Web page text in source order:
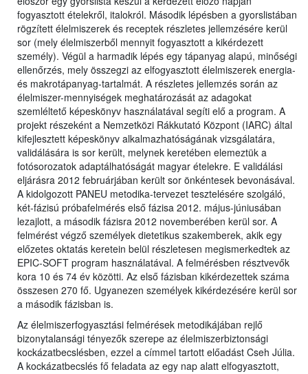
fogyasztott ételekről, italokról. Második lépésben a gyorslistában
rögzített élelmiszerek és receptek részletes jellemzésére kerül
sor (mely élelmiszerből mennyit fogyasztott a kikérdezett
személy). Végül a harmadik lépés egy tápanyag alapú, minőségi
ellenőrzés, mely összegzi az elfogyasztott élelmiszerek energia-
és makrotápanyag-tartalmát. A részletes jellemzés során az
élelmiszer-mennyiségek meghatározását az adagokat
szemléltető képeskönyv használatával segíti elő a program. A
projekt részeként a Nemzetközi Rákkutató Központ (IARC) által
kifejlesztett képeskönyv alkalmazhatóságának vizsgálatára,
validálására is sor került, melynek keretében elemeztük a
fotósorozatok adaptálhatóságát magyar ételekre. E validálási
eljárásra 2012 februárjában került sor önkéntesek bevonásával.
A kidolgozott PANEU metodika-tervezet tesztelésére szolgáló,
két-fázisú próbafelmérés első fázisa 2012. május-júniusában
lezajlott, a második fázisra 2012 novemberében kerül sor. A
felmérést végző személyek dietetikus szakemberek, akik egy
előzetes oktatás keretein belül részletesen megismerkedtek az
EPIC-SOFT program használatával. A felmérésben résztvevők
kora 10 és 74 év közötti. Az első fázisban kikérdezettek száma
összesen 270 fő. Ugyanezen személyek kikérdezésére kerül sor
a második fázisban is.
Az élelmiszerfogyasztási felmérések metodikájában rejlő
bizonytalansági tényezők szerepe az élelmiszerbiztonsági
kockázatbecslésben, ezzel a címmel tartott előadást Cseh Júlia.
A kockázatbecslés fő feladata az egy nap alatt elfogyasztott,